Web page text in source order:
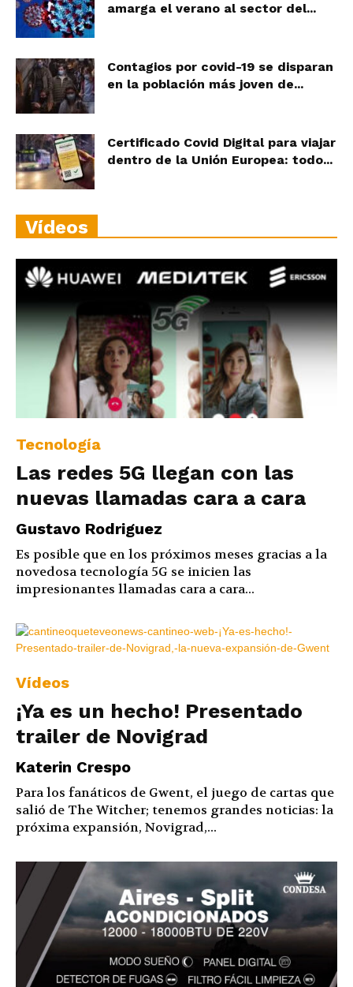
amarga el verano al sector del...
Contagios por covid-19 se disparan
en la población más joven de...
Certificado Covid Digital para viajar
dentro de la Unión Europea: todo...
Vídeos
Tecnología
Las redes 5G llegan con las
nuevas llamadas cara a cara
Gustavo Rodriguez
Es posible que en los próximos meses gracias a la
novedosa tecnología 5G se inicien las
impresionantes llamadas cara a cara...
Vídeos
¡Ya es un hecho! Presentado
trailer de Novigrad
Katerin Crespo
Para los fanáticos de Gwent, el juego de cartas que
salió de The Witcher; tenemos grandes noticias: la
próxima expansión, Novigrad,...